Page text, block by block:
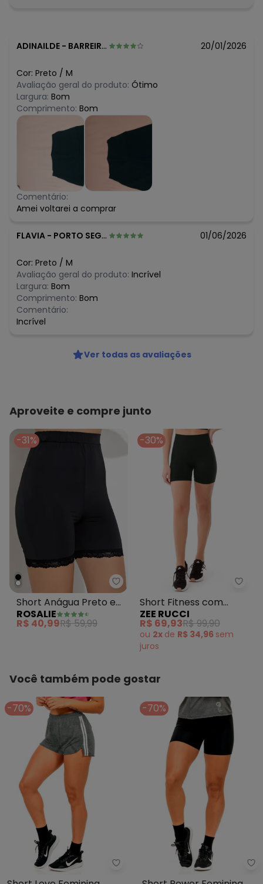
ADINAILDE - BARREIRAS - BA 20/01/2026
Cor: Preto / M
Avaliação geral do produto: Ótimo
Largura: Bom
Comprimento: Bom
Comentário:
Amei voltarei a comprar
FLAVIA - PORTO SEGURO - BA 01/06/2026
Cor: Preto / M
Avaliação geral do produto: Incrível
Largura: Bom
Comprimento: Bom
Comentário:
Incrível
Ver todas as avaliações
Aproveite e compre junto
-31%
Rosalie - Short Anágua Preto
Short Anágua Preto em
Malha Fria
ROSALIE
R$ 40,99R$ 59,99
-30%
Zee
Short Fitness com
Detalhe Anatômico
Preto
ZEE RUCCI
R$ 69,93R$ 99,90
ou 2x de R$ 34,96 sem
juros
Você também pode gostar
-70%
Cobertura - Short Leve
-70%